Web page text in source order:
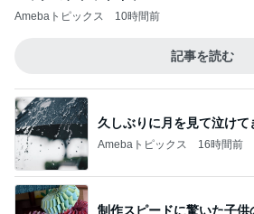
Amebaトピックス
記事を読む
推しは来てくれないガチャ